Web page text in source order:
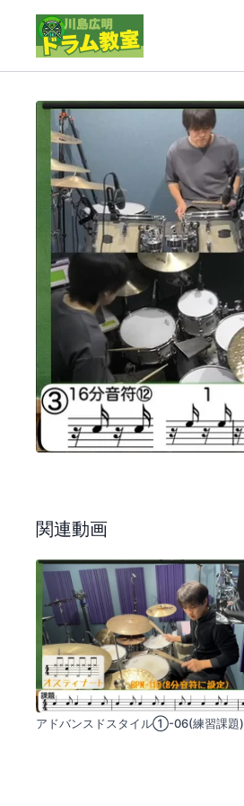
関連動画
アドバンスドスタイル①-06(練習課題)